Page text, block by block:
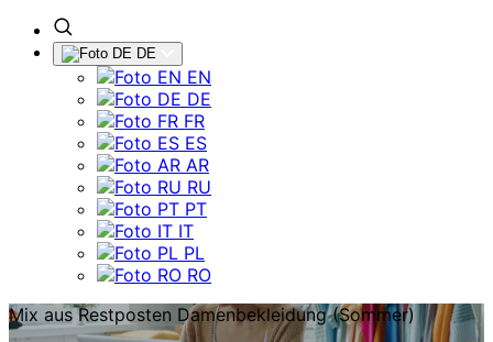
DE
EN
DE
FR
ES
AR
RU
PT
IT
PL
RO
Mix aus Restposten Damenbekleidung (Sommer)